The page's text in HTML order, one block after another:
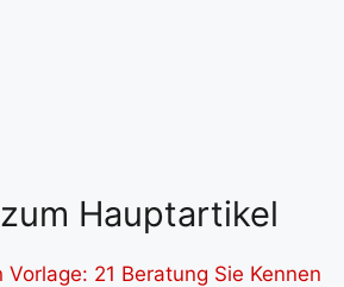
Hauptartikel
21 Beratung Sie Kennen